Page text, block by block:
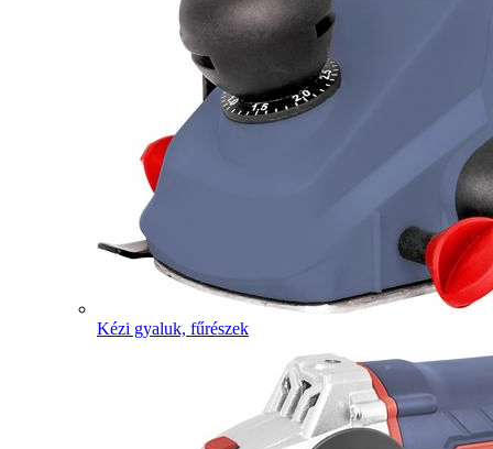
Kézi gyaluk, fűrészek